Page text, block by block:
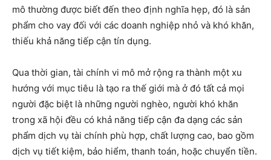
mô thường được biết đến theo định nghĩa hẹp, đó là sản
phẩm cho vay đối với các doanh nghiệp nhỏ và khó khăn,
thiếu khả năng tiếp cận tín dụng.
Qua thời gian, tài chính vi mô mở rộng ra thành một xu
hướng với mục tiêu là tạo ra thế giới mà ở đó tất cả mọi
người đặc biệt là những người nghèo, người khó khăn
trong xã hội đều có khả năng tiếp cận đa dạng các sản
phẩm dịch vụ tài chính phù hợp, chất lượng cao, bao gồm
dịch vụ tiết kiệm, bảo hiểm, thanh toán, hoặc chuyển tiền.